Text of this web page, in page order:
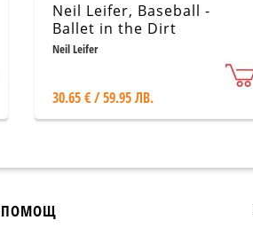
Neil Leifer, Baseball -
Ballet in the Dirt
Neil Leifer
30.65 € / 59.95 ЛВ.
ПОМОЩ